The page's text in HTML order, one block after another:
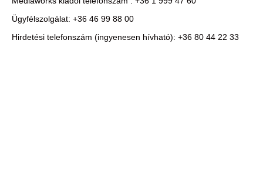
Ügyfélszolgálat: +36 46 99 88 00
Hirdetési telefonszám (ingyenesen hívható): +36 80 44 22 33